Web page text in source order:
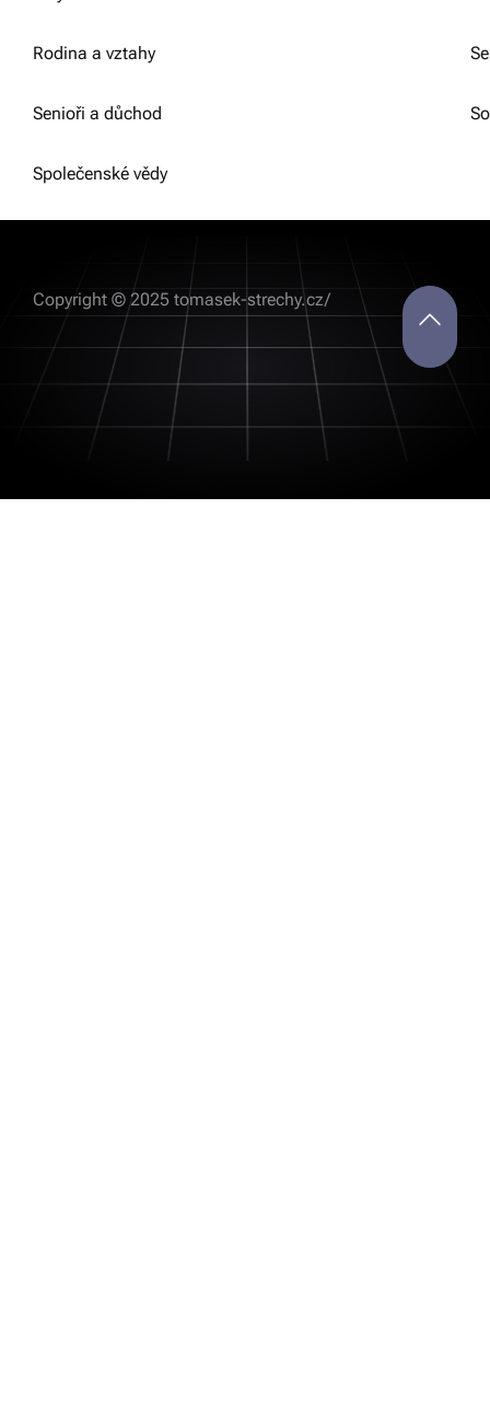
Rodina a vztahy
Senioři a důchod
Společenské vědy
Copyright © 2025 tomasek-strechy.cz/